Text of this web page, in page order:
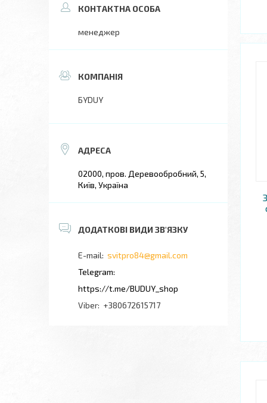
менеджер
БYDUY
02000, пров. Деревообробний, 5,
Київ, Україна
svitpro84@gmail.com
https://t.me/BUDUY_shop
+380672615717